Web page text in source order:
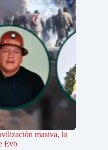
masiva, la
Evo